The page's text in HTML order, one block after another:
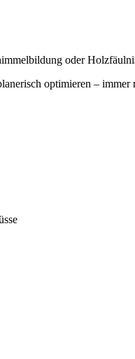
oder
optimieren –